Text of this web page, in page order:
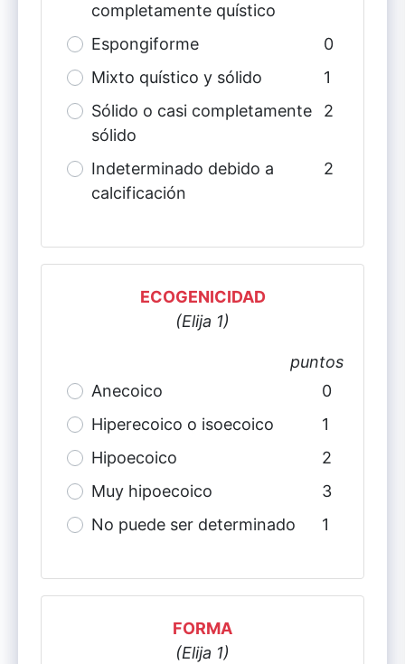
completamente quístico
Espongiforme
0
Mixto quístico y sólido
1
Sólido o casi completamente
sólido
2
Indeterminado debido a
calcificación
2
ECOGENICIDAD
(Elija 1)
puntos
Anecoico
0
Hiperecoico o isoecoico
1
Hipoecoico
2
Muy hipoecoico
3
No puede ser determinado
1
FORMA
(Elija 1)